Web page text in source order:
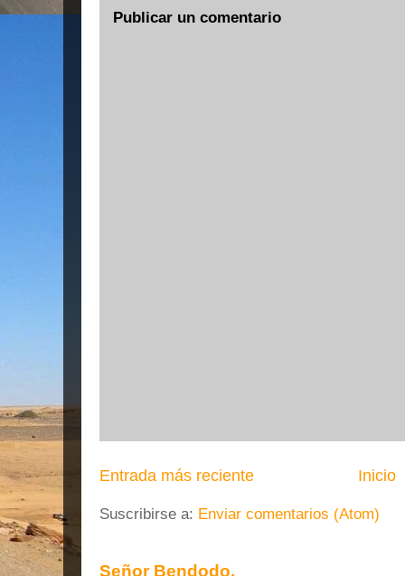
Publicar un comentario
Entrada más reciente Inicio
Suscribirse a: Enviar comentarios (Atom)
Señor Bendodo,